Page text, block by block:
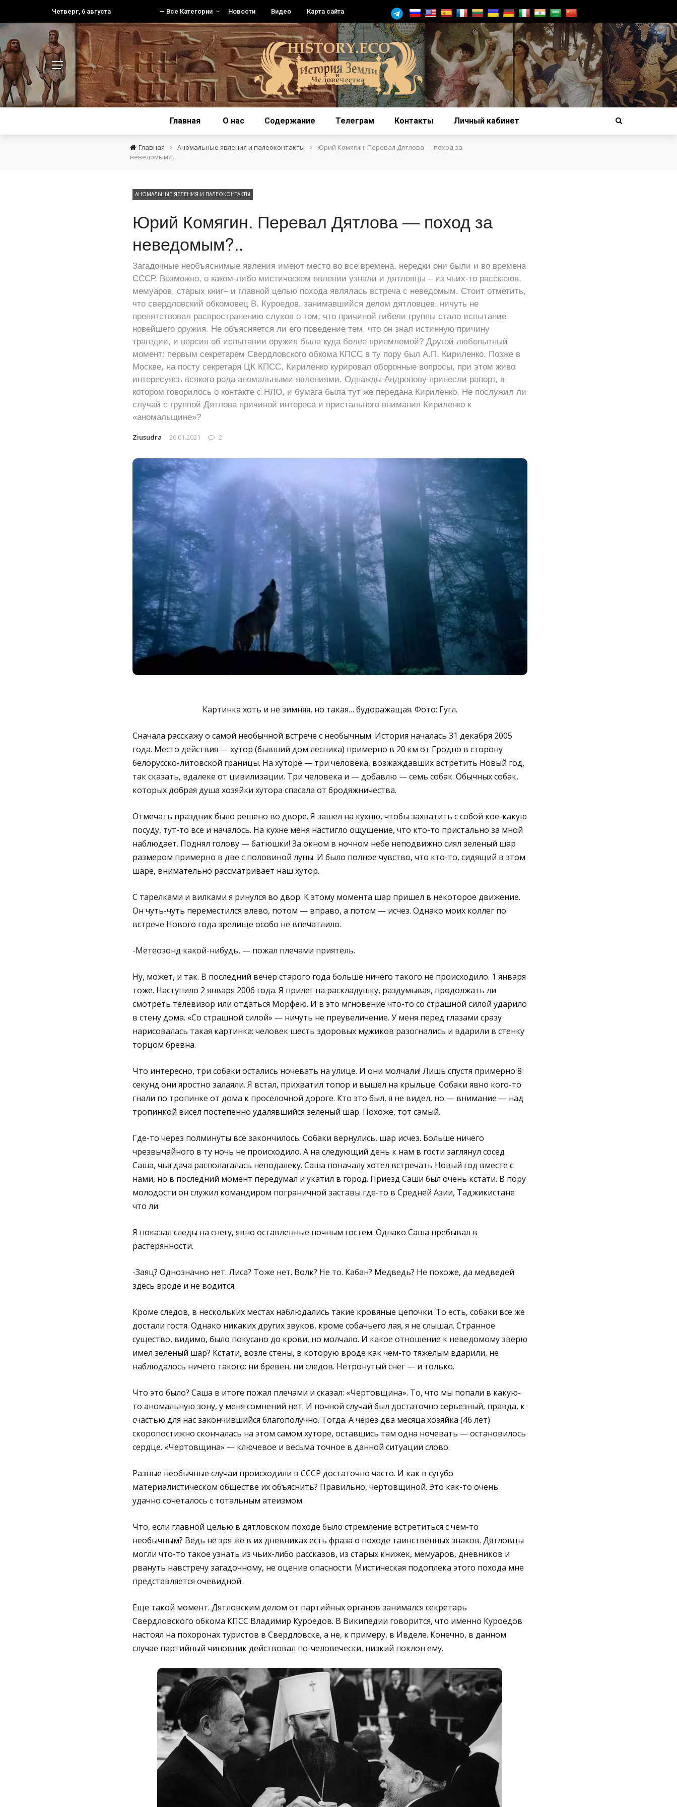
Четверг, 6 августа — Все Категории Новости Видео Карта сайта
Главная О нас Содержание Телеграм Контакты Личный кабинет
Главная › Аномальные явления и палеоконтакты ›
Юрий Комягин. Перевал Дятлова — поход за
неведомым?..
АНОМАЛЬНЫЕ ЯВЛЕНИЯ И ПАЛЕОКОНТАКТЫ
Юрий Комягин. Перевал Дятлова — поход за
неведомым?..
Загадочные необъяснимые явления имеют место во все времена, нередки они были и во времена
СССР. Возможно, о каком-либо мистическом явлении узнали и дятловцы – из чьих-то рассказов,
мемуаров, старых книг– и главной целью похода являлась встреча с неведомым. Стоит отметить,
что свердловский обкомовец В. Куроедов, занимавшийся делом дятловцев, ничуть не
препятствовал распространению слухов о том, что причиной гибели группы стало испытание
новейшего оружия. Не объясняется ли его поведение тем, что он знал истинную причину
трагедии, и версия об испытании оружия была куда более приемлемой? Другой любопытный
момент: первым секретарем Свердловского обкома КПСС в ту пору был А.П. Кириленко. Позже в
Москве, на посту секретаря ЦК КПСС, Кириленко курировал оборонные вопросы, при этом живо
интересуясь всякого рода аномальными явлениями. Однажды Андропову принесли рапорт, в
котором говорилось о контакте с НЛО, и бумага была тут же передана Кириленко. Не послужил ли
случай с группой Дятлова причиной интереса и пристального внимания Кириленко к
«аномальщине»?
Ziusudra 20.01.2021 2
Картинка хоть и не зимняя, но такая… будоражащая. Фото: Гугл.
Сначала расскажу о самой необычной встрече с необычным. История началась 31 декабря 2005
года. Место действия — хутор (бывший дом лесника) примерно в 20 км от Гродно в сторону
белорусско-литовской границы. На хуторе — три человека, возжаждавших встретить Новый год,
так сказать, вдалеке от цивилизации. Три человека и — добавлю — семь собак. Обычных собак,
которых добрая душа хозяйки хутора спасала от бродяжничества.
Отмечать праздник было решено во дворе. Я зашел на кухню, чтобы захватить с собой кое-какую
посуду, тут-то все и началось. На кухне меня настигло ощущение, что кто-то пристально за мной
наблюдает. Поднял голову — батюшки! За окном в ночном небе неподвижно сиял зеленый шар
размером примерно в две с половиной луны. И было полное чувство, что кто-то, сидящий в этом
шаре, внимательно рассматривает наш хутор.
С тарелками и вилками я ринулся во двор. К этому момента шар пришел в некоторое движение.
Он чуть-чуть переместился влево, потом — вправо, а потом — исчез. Однако моих коллег по
встрече Нового года зрелище особо не впечатлило.
-Метеозонд какой-нибудь, — пожал плечами приятель.
Ну, может, и так. В последний вечер старого года больше ничего такого не происходило. 1 января
тоже. Наступило 2 января 2006 года. Я прилег на раскладушку, раздумывая, продолжать ли
смотреть телевизор или отдаться Морфею. И в это мгновение что-то со страшной силой ударило
в стену дома. «Со страшной силой» — ничуть не преувеличение. У меня перед глазами сразу
нарисовалась такая картинка: человек шесть здоровых мужиков разогнались и вдарили в стенку
торцом бревна.
Что интересно, три собаки остались ночевать на улице. И они молчали! Лишь спустя примерно 8
секунд они яростно залаяли. Я встал, прихватил топор и вышел на крыльце. Собаки явно кого-то
гнали по тропинке от дома к проселочной дороге. Кто это был, я не видел, но — внимание — над
тропинкой висел постепенно удалявшийся зеленый шар. Похоже, тот самый.
Где-то через полминуты все закончилось. Собаки вернулись, шар исчез. Больше ничего
чрезвычайного в ту ночь не происходило. А на следующий день к нам в гости заглянул сосед
Саша, чья дача располагалась неподалеку. Саша поначалу хотел встречать Новый год вместе с
нами, но в последний момент передумал и укатил в город. Приезд Саши был очень кстати. В пору
молодости он служил командиром пограничной заставы где-то в Средней Азии, Таджикистане
что ли.
Я показал следы на снегу, явно оставленные ночным гостем. Однако Саша пребывал в
растерянности.
-Заяц? Однозначно нет. Лиса? Тоже нет. Волк? Не то. Кабан? Медведь? Не похоже, да медведей
здесь вроде и не водится.
Кроме следов, в нескольких местах наблюдались такие кровяные цепочки. То есть, собаки все же
достали гостя. Однако никаких других звуков, кроме собачьего лая, я не слышал. Странное
существо, видимо, было покусано до крови, но молчало. И какое отношение к неведомому зверю
имел зеленый шар? Кстати, возле стены, в которую вроде как чем-то тяжелым вдарили, не
наблюдалось ничего такого: ни бревен, ни следов. Нетронутый снег — и только.
Что это было? Саша в итоге пожал плечами и сказал: «Чертовщина». То, что мы попали в какую-
то аномальную зону, у меня сомнений нет. И ночной случай был достаточно серьезный, правда, к
счастью для нас закончившийся благополучно. Тогда. А через два месяца хозяйка (46 лет)
скоропостижно скончалась на этом самом хуторе, оставшись там одна ночевать — остановилось
сердце. «Чертовщина» — ключевое и весьма точное в данной ситуации слово.
Разные необычные случаи происходили в СССР достаточно часто. И как в сугубо
материалистическом обществе их объяснить? Правильно, чертовщиной. Это как-то очень
удачно сочеталось с тотальным атеизмом.
Что, если главной целью в дятловском походе было стремление встретиться с чем-то
необычным? Ведь не зря же в их дневниках есть фраза о походе таинственных знаков. Дятловцы
могли что-то такое узнать из чьих-либо рассказов, из старых книжек, мемуаров, дневников и
рвануть навстречу загадочному, не оценив опасности. Мистическая подоплека этого похода мне
представляется очевидной.
Еще такой момент. Дятловским делом от партийных органов занимался секретарь
Свердловского обкома КПСС Владимир Куроедов. В Википедии говорится, что именно Куроедов
настоял на похоронах туристов в Свердловске, а не, к примеру, в Ивделе. Конечно, в данном
случае партийный чиновник действовал по-человечески, низкий поклон ему.